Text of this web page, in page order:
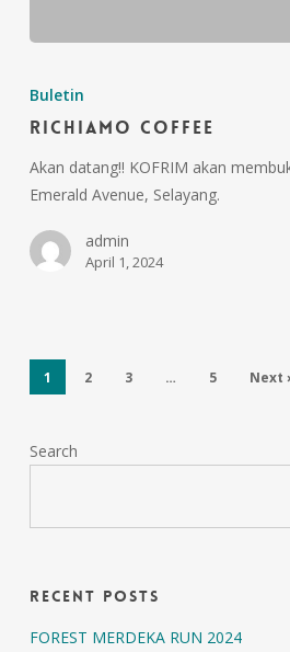
Buletin
Richiamo Coffee
Akan datang!! KOFRIM akan
Emerald Avenue, Selayang.
admin
April 1, 2024
1 2 3 … 5 Next
Search
Recent Posts
FOREST MERDEKA RUN 2024